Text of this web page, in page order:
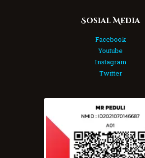
Sosial Media
Facebook
Youtube
Instagram
Twitter